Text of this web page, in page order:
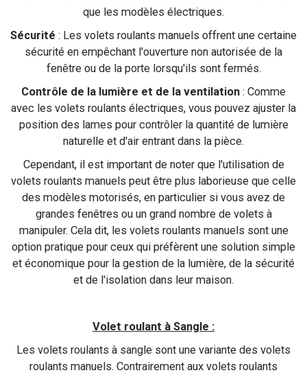
que les modèles électriques.
Sécurité : Les volets roulants manuels offrent une certaine
sécurité en empêchant l'ouverture non autorisée de la
fenêtre ou de la porte lorsqu'ils sont fermés.
Contrôle de la lumière et de la ventilation : Comme
avec les volets roulants électriques, vous pouvez ajuster la
position des lames pour contrôler la quantité de lumière
naturelle et d'air entrant dans la pièce.
Cependant, il est important de noter que l'utilisation de
volets roulants manuels peut être plus laborieuse que celle
des modèles motorisés, en particulier si vous avez de
grandes fenêtres ou un grand nombre de volets à
manipuler. Cela dit, les volets roulants manuels sont une
option pratique pour ceux qui préfèrent une solution simple
et économique pour la gestion de la lumière, de la sécurité
et de l'isolation dans leur maison.
Volet roulant à Sangle :
Les volets roulants à sangle sont une variante des volets
roulants manuels. Contrairement aux volets roulants